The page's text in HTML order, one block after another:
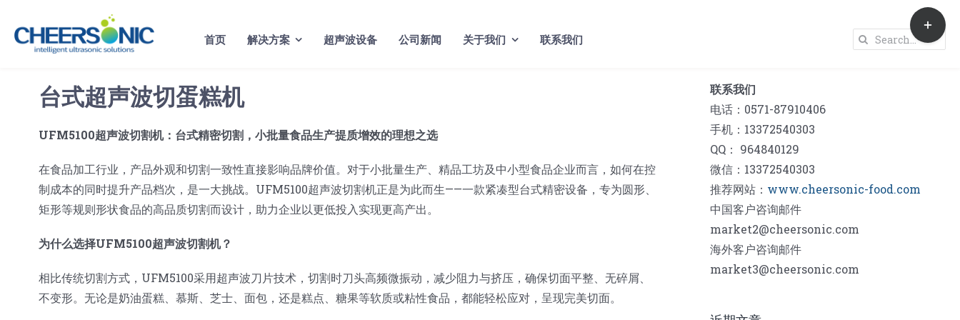
content
首页 解决方案 超声波设备 公司新闻 关于我们 联系我们
Search
台式超声波切蛋糕机
UFM5100超声波切割机：台式精密切割，小批量食品生产提质增效的理想之选
在食品加工行业，产品外观和切割一致性直接影响品牌价值。对于小批量生产、精品工坊及中小型食品企业而言，如何在控
制成本的同时提升产品档次，是一大挑战。UFM5100超声波切割机正是为此而生——一款紧凑型台式精密设备，专为圆形、
矩形等规则形状食品的高品质切割而设计，助力企业以更低投入实现更高产出。
为什么选择UFM5100超声波切割机？
相比传统切割方式，UFM5100采用超声波刀片技术，切割时刀头高频微振动，减少阻力与挤压，确保切面平整、无碎屑、
不变形。无论是奶油蛋糕、慕斯、芝士、面包，还是糕点、糖果等软质或粘性食品，都能轻松应对，呈现完美切面。
联系我们
电话：0571-87910406
手机：13372540303
QQ： 964840129
微信：13372540303
推荐网站： www.cheersonic-food.com
中国客户咨询邮件
market2@cheersonic.com
海外客户咨询邮件
market3@cheersonic.com
Toggle
Sliding